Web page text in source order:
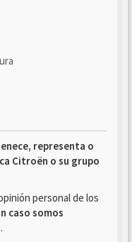
representa o
Citroën o su grupo
personal de los
caso somos
.